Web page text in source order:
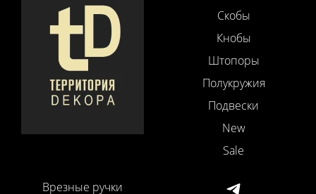
Скобы
Кнобы
Штопоры
Полукружия
Подвески
New
Sale
Врезные ручки